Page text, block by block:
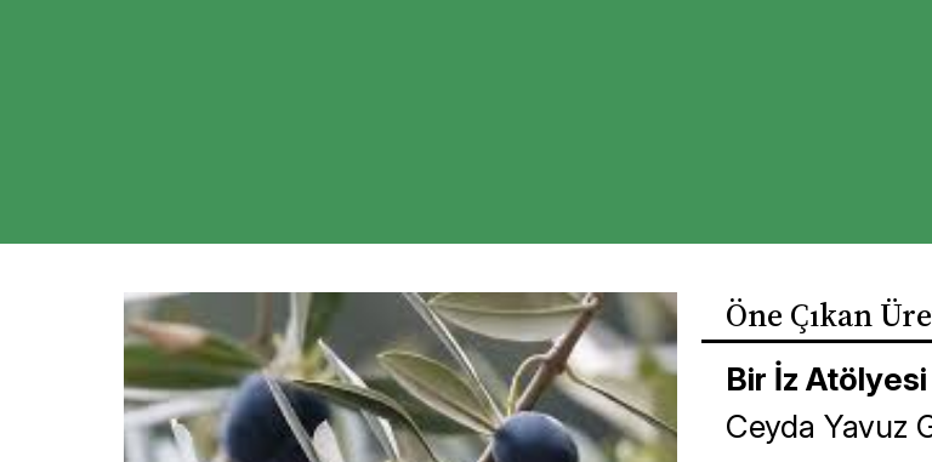
Öne Çıkan
Bir İz Atölyesi
Ceyda Yavuz